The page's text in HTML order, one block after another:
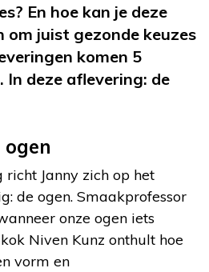
En hoe kan je deze
juist gezonde keuzes
komen 5
In deze aflevering: de
Janny zich op het
de ogen. Smaakprofessor
onze ogen iets
kok Niven Kunz onthult hoe
vorm en